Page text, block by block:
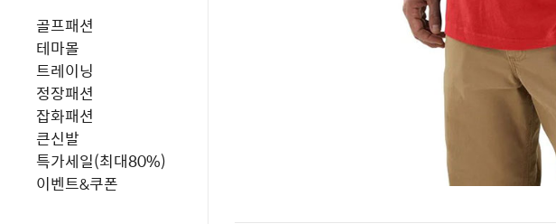
골프패션
테마몰
트레이닝
정장패션
잡화패션
큰신발
특가세일(최대80%)
이벤트&쿠폰